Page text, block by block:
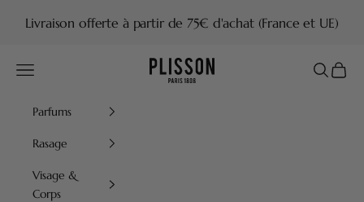
Livraison offerte à partir de 75€ d'achat (France et UE)
Plisson 1808
Menu Recherche
Panier
Parfums
Rasage
Visage &
Corps